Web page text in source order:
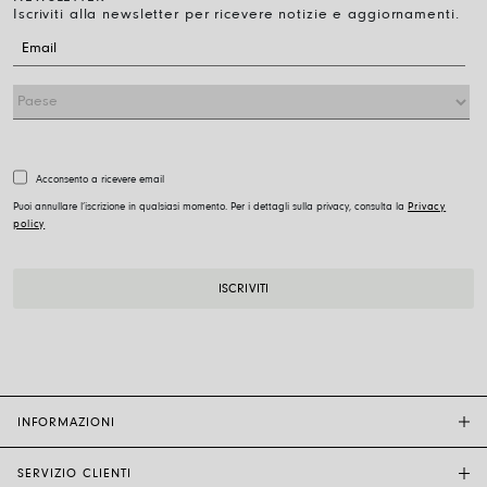
Iscriviti alla newsletter per ricevere notizie e aggiornamenti.
Acconsento a ricevere email
Puoi annullare l’iscrizione in qualsiasi momento. Per i dettagli sulla privacy, consulta la Privacy
policy
INFORMAZIONI
SERVIZIO CLIENTI